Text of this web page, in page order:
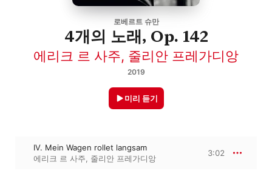
로베르트 슈만
4개의 노래, Op. 142
에리크 르 사주, 줄리안 프레가디앙
2019
미리 듣기
IV. Mein Wagen rollet langsam
에리크 르 사주, 줄리안 프레가디앙
3:02